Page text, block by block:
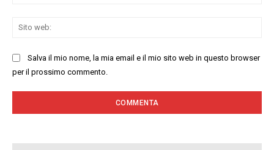
Salva il mio nome, la mia email e il mio sito web in questo browser
per il prossimo commento.